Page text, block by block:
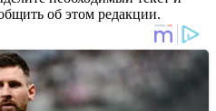
об этом редакции.